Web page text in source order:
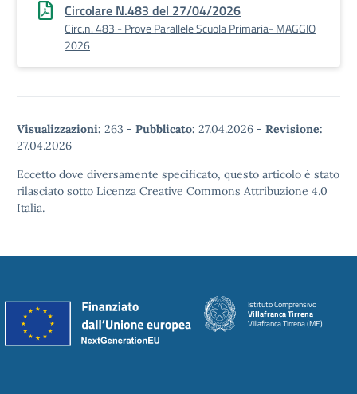
Circolare N.483 del 27/04/2026
Circ.n. 483 - Prove Parallele Scuola Primaria- MAGGIO
2026
Visualizzazioni: 263 - Pubblicato: 27.04.2026 - Revisione:
27.04.2026
Eccetto dove diversamente specificato, questo articolo è stato
rilasciato sotto Licenza Creative Commons Attribuzione 4.0
Italia.
Istituto Comprensivo
Villafranca Tirrena
Villafranca Tirrena (ME)